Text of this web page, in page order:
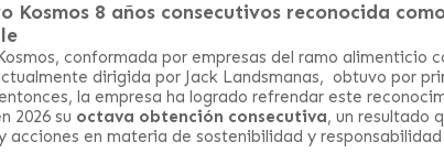
Kosmos 8 años consecutivos reconocida
conformada por empresas del ramo alimenticio
dirigida por Jack Landsmanas, obtuvo por
la empresa ha logrado refrendar este
2026 su octava obtención consecutiva, un resultado
acciones en materia de sostenibilidad y responsabilidad